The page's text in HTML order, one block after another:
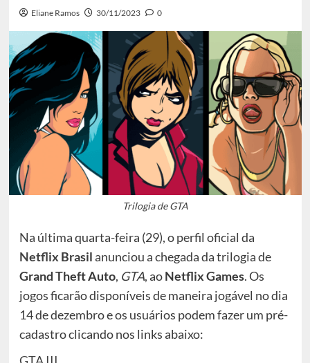
Eliane Ramos 30/11/2023 0
Trilogia de GTA
Na última quarta-feira (29), o perfil oficial da
Netflix Brasilanunciou a chegada da trilogia de
Grand Theft Auto, GTA, aoNetflix Games. Os
jogos ficarão disponíveis de maneira jogável no dia
14 de dezembro e os usuários podem fazer um pré-
cadastro clicando nos links abaixo: